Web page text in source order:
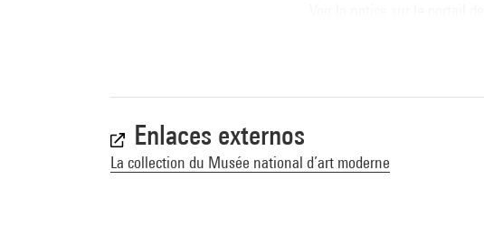
Voir la notice sur le portail
Enlaces externos
La collection du Musée national d’art moderne